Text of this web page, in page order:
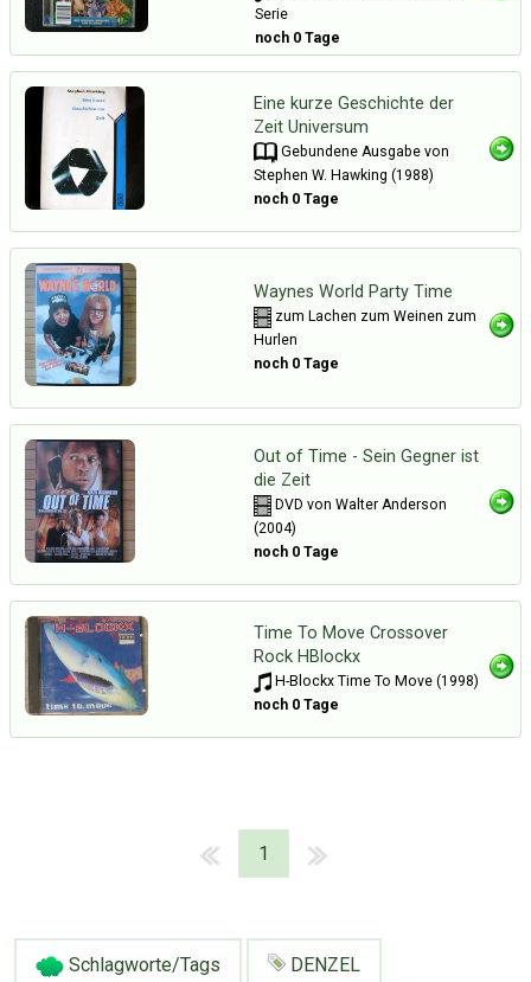
Serie
noch 0 Tage
Eine kurze Geschichte der
Zeit Universum
Gebundene Ausgabe von
Stephen W. Hawking (1988)
noch 0 Tage
Waynes World Party Time
zum Lachen zum Weinen zum
Hurlen
noch 0 Tage
Out of Time - Sein Gegner ist
die Zeit
DVD von Walter Anderson
(2004)
noch 0 Tage
Time To Move Crossover
Rock HBlockx
H-Blockx Time To Move (1998)
noch 0 Tage
1
Schlagworte/Tags DENZEL